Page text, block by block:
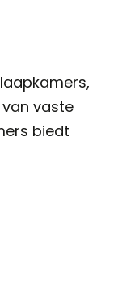
vaste
biedt